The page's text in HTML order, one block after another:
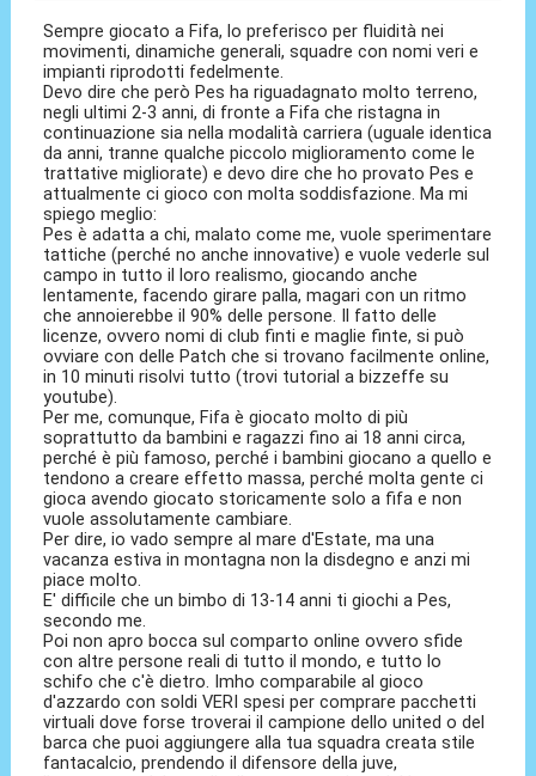
Sempre giocato a Fifa, lo preferisco per fluidità nei
movimenti, dinamiche generali, squadre con nomi veri e
impianti riprodotti fedelmente.
Devo dire che però Pes ha riguadagnato molto terreno,
negli ultimi 2-3 anni, di fronte a Fifa che ristagna in
continuazione sia nella modalità carriera (uguale identica
da anni, tranne qualche piccolo miglioramento come le
trattative migliorate) e devo dire che ho provato Pes e
attualmente ci gioco con molta soddisfazione. Ma mi
spiego meglio:
Pes è adatta a chi, malato come me, vuole sperimentare
tattiche (perché no anche innovative) e vuole vederle sul
campo in tutto il loro realismo, giocando anche
lentamente, facendo girare palla, magari con un ritmo
che annoierebbe il 90% delle persone. Il fatto delle
licenze, ovvero nomi di club finti e maglie finte, si può
ovviare con delle Patch che si trovano facilmente online,
in 10 minuti risolvi tutto (trovi tutorial a bizzeffe su
youtube).
Per me, comunque, Fifa è giocato molto di più
soprattutto da bambini e ragazzi fino ai 18 anni circa,
perché è più famoso, perché i bambini giocano a quello e
tendono a creare effetto massa, perché molta gente ci
gioca avendo giocato storicamente solo a fifa e non
vuole assolutamente cambiare.
Per dire, io vado sempre al mare d'Estate, ma una
vacanza estiva in montagna non la disdegno e anzi mi
piace molto.
E' difficile che un bimbo di 13-14 anni ti giochi a Pes,
secondo me.
Poi non apro bocca sul comparto online ovvero sfide
con altre persone reali di tutto il mondo, e tutto lo
schifo che c'è dietro. Imho comparabile al gioco
d'azzardo con soldi VERI spesi per comprare pacchetti
virtuali dove forse troverai il campione dello united o del
barca che puoi aggiungere alla tua squadra creata stile
fantacalcio, prendendo il difensore della juve,